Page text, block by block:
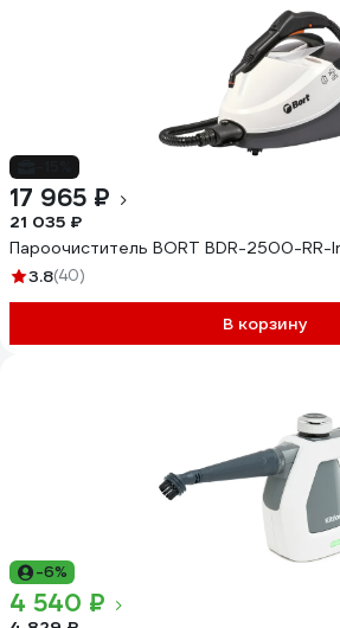
17 965 ₽
21 035 ₽
Пароочиститель BORT BDR-2500-RR-
3.8(40)
В корзину
-6%
4 540 ₽